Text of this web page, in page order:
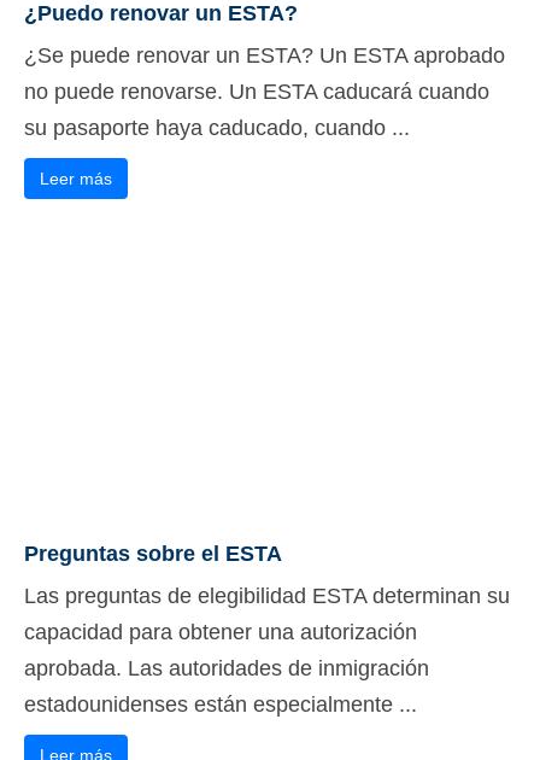
¿Puedo renovar un ESTA?
¿Se puede renovar un ESTA? Un ESTA aprobado
no puede renovarse. Un ESTA caducará cuando
su pasaporte haya caducado, cuando ...
Leer más
Preguntas sobre el ESTA
Las preguntas de elegibilidad ESTA determinan su
capacidad para obtener una autorización
aprobada. Las autoridades de inmigración
estadounidenses están especialmente ...
Leer más